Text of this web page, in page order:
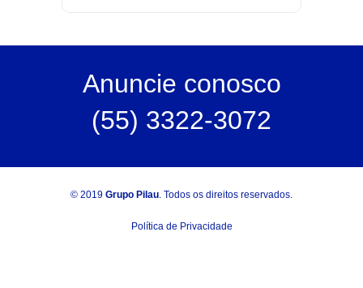
Anuncie conosco
(55) 3322-3072
© 2019 Grupo Pilau. Todos os direitos reservados.
Política de Privacidade